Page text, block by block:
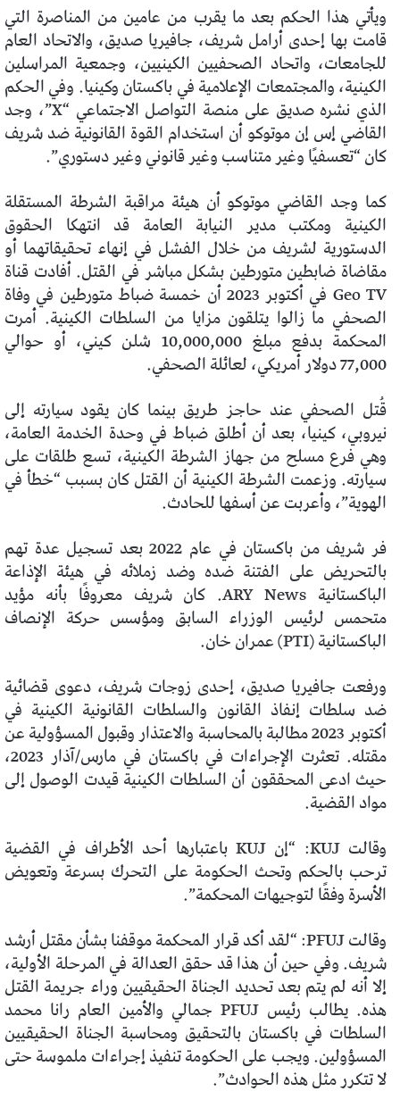
ويأتي هذا الحكم بعد ما يقرب من عامين من المناصرة التي
قامت بها إحدى أرامل شريف، جافيريا صديق، والاتحاد العام
للجامعات، واتحاد الصحفيين الكينيين، وجمعية المراسلين
الكينية، والمجتمعات الإعلامية في باكستان وكينيا. وفي الحكم
الذي نشره صديق على منصة التواصل الاجتماعي “X”، وجد
القاضي إس إن موتوكو أن استخدام القوة القانونية ضد شريف
كان “تعسفيًا وغير متناسب وغير قانوني وغير دستوري”.
كما وجد القاضي موتوكو أن هيئة مراقبة الشرطة المستقلة
الكينية ومكتب مدير النيابة العامة قد انتهكا الحقوق
الدستورية لشريف من خلال الفشل في إنهاء تحقيقاتهما أو
مقاضاة ضابطين متورطين بشكل مباشر في القتل. أفادت قناة
Geo TV في أكتوبر 2023 أن خمسة ضباط متورطين في وفاة
الصحفي ما زالوا يتلقون مزايا من السلطات الكينية. أمرت
المحكمة بدفع مبلغ 10,000,000 شلن كيني، أو حوالي
77,000 دولار أمريكي، لعائلة الصحفي.
قُتل الصحفي عند حاجز طريق بينما كان يقود سيارته إلى
نيروبي، كينيا، بعد أن أطلق ضباط في وحدة الخدمة العامة،
وهي فرع مسلح من جهاز الشرطة الكينية، تسع طلقات على
سيارته. وزعمت الشرطة الكينية أن القتل كان بسبب “خطأ في
الهوية”، وأعربت عن أسفها للحادث.
فر شريف من باكستان في عام 2022 بعد تسجيل عدة تهم
بالتحريض على الفتنة ضده وضد زملائه في هيئة الإذاعة
الباكستانية ARY News. كان شريف معروفًا بأنه مؤيد
متحمس لرئيس الوزراء السابق ومؤسس حركة الإنصاف
الباكستانية (PTI) عمران خان.
ورفعت جافيريا صديق، إحدى زوجات شريف، دعوى قضائية
ضد سلطات إنفاذ القانون والسلطات القانونية الكينية في
أكتوبر 2023 مطالبة بالمحاسبة والاعتذار وقبول المسؤولية عن
مقتله. تعثرت الإجراءات في باكستان في مارس/آذار 2023،
حيث ادعى المحققون أن السلطات الكينية قيدت الوصول إلى
مواد القضية.
وقالت KUJ: “إن KUJ باعتبارها أحد الأطراف في القضية
ترحب بالحكم وتحث الحكومة على التحرك بسرعة وتعويض
الأسرة وفقًا لتوجيهات المحكمة”.
وقالت PFUJ: “لقد أكد قرار المحكمة موقفنا بشأن مقتل أرشد
شريف. وفي حين أن هذا قد حقق العدالة في المرحلة الأولية،
إلا أنه لم يتم بعد تحديد الجناة الحقيقيين وراء جريمة القتل
هذه. يطالب رئيس PFUJ جمالي والأمين العام رانا محمد
السلطات في باكستان بالتحقيق ومحاسبة الجناة الحقيقيين
المسؤولين. ويجب على الحكومة تنفيذ إجراءات ملموسة حتى
لا تتكرر مثل هذه الحوادث”.